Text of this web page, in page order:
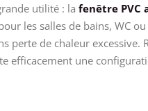
utilité : la fenêtre PVC
les salles de bains, WC
perte de chaleur excessive.
efficacement une